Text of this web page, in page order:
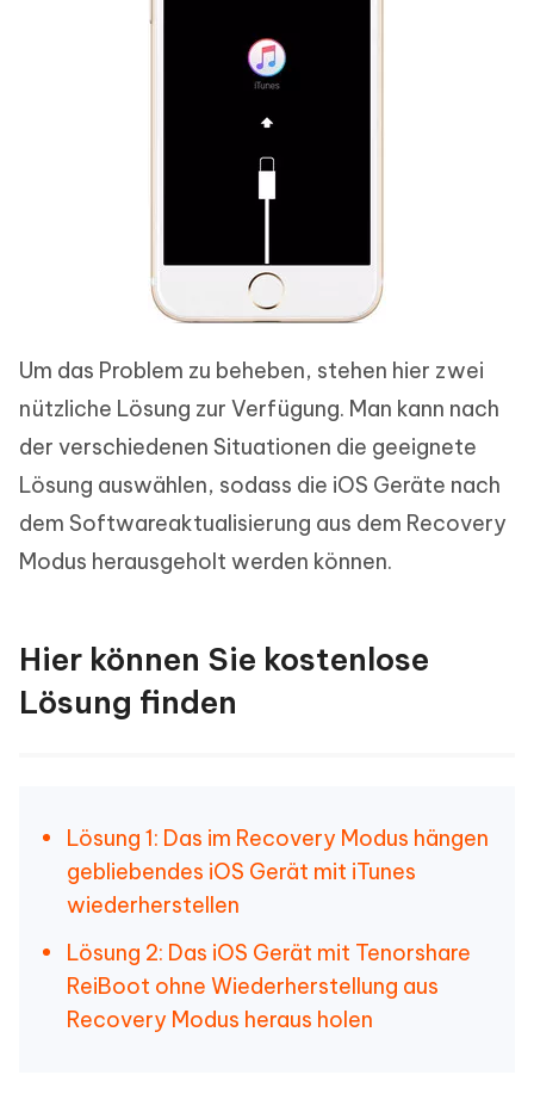
Um das Problem zu beheben, stehen hier zwei
nützliche Lösung zur Verfügung. Man kann nach
der verschiedenen Situationen die geeignete
Lösung auswählen, sodass die iOS Geräte nach
dem Softwareaktualisierung aus dem Recovery
Modus herausgeholt werden können.
Hier können Sie kostenlose
Lösung finden
Lösung 1: Das im Recovery Modus hängen
gebliebendes iOS Gerät mit iTunes
wiederherstellen
Lösung 2: Das iOS Gerät mit Tenorshare
ReiBoot ohne Wiederherstellung aus
Recovery Modus heraus holen